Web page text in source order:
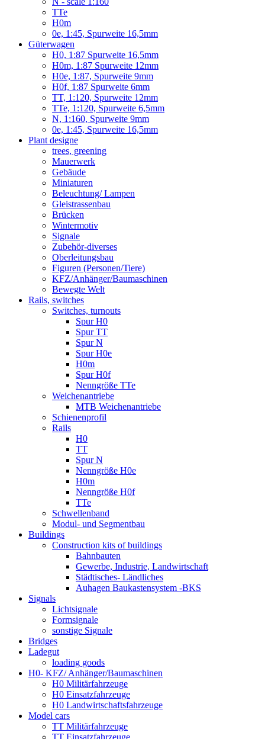
TTe
H0m
0e, 1:45, Spurweite 16,5mm
Güterwagen
H0, 1:87 Spurweite 16,5mm
H0m, 1:87 Spurweite 12mm
H0e, 1:87, Spurweite 9mm
H0f, 1:87 Spurweite 6mm
TT, 1:120, Spurweite 12mm
TTe, 1:120, Spurweite 6,5mm
N, 1:160, Spurweite 9mm
0e, 1:45, Spurweite 16,5mm
Plant designe
trees, greening
Mauerwerk
Gebäude
Miniaturen
Beleuchtung/ Lampen
Gleistrassenbau
Brücken
Wintermotiv
Signale
Zubehör-diverses
Oberleitungsbau
Figuren (Personen/Tiere)
KFZ/Anhänger/Baumaschinen
Bewegte Welt
Rails, switches
Switches, turnouts
Spur H0
Spur TT
Spur N
Spur H0e
H0m
Spur H0f
Nenngröße TTe
Weichenantriebe
MTB Weichenantriebe
Schienenprofil
Rails
H0
TT
Spur N
Nenngröße H0e
H0m
Nenngröße H0f
TTe
Schwellenband
Modul- und Segmentbau
Buildings
Construction kits of buildings
Bahnbauten
Gewerbe, Industrie, Landwirtschaft
Städtisches- Ländliches
Auhagen Baukastensystem -BKS
Signals
Lichtsignale
Formsignale
sonstige Signale
Bridges
Ladegut
loading goods
H0- KFZ/ Anhänger/Baumaschinen
H0 Militärfahrzeuge
H0 Einsatzfahrzeuge
H0 Landwirtschaftsfahrzeuge
Model cars
TT Militärfahrzeuge
TT Einsatzfahrzeuge